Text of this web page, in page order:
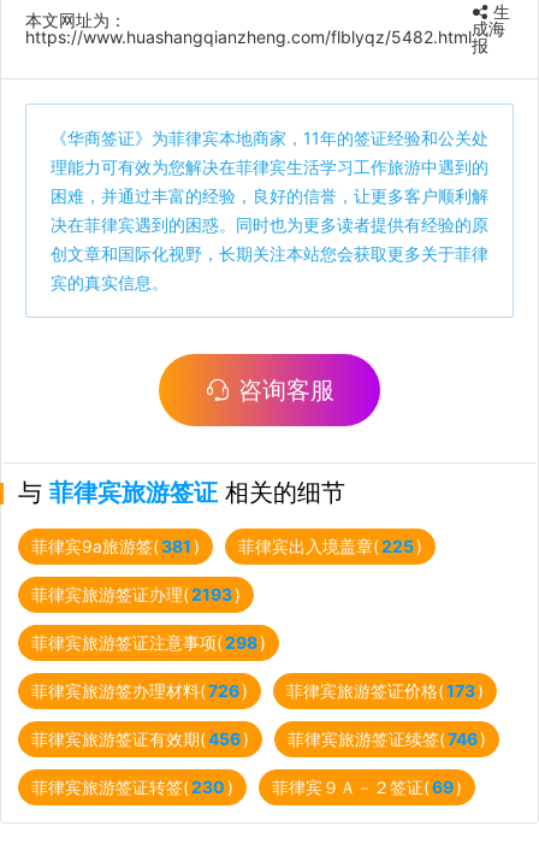
本文网址为：
https://www.huashangqianzheng.com/flblyqz/5482.html
生
成海
报
《华商签证》为菲律宾本地商家，11年的签证经验和公关处
理能力可有效为您解决在菲律宾生活学习工作旅游中遇到的
困难，并通过丰富的经验，良好的信誉，让更多客户顺利解
决在菲律宾遇到的困惑。同时也为更多读者提供有经验的原
创文章和国际化视野，长期关注本站您会获取更多关于菲律
宾的真实信息。
咨询客服
与 菲律宾旅游签证 相关的细节
菲律宾9a旅游签(381) 菲律宾出入境盖章(225)
菲律宾旅游签证办理(2193)
菲律宾旅游签证注意事项(298)
菲律宾旅游签办理材料(726) 菲律宾旅游签证价格(173)
菲律宾旅游签证有效期(456) 菲律宾旅游签证续签(746)
菲律宾旅游签证转签(230) 菲律宾９Ａ－２签证(69)